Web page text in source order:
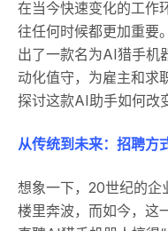
在当今快速变化的工作
往任何时候都更加重要
出了一款名为AI猎手机
动化值守，为雇主和求
探讨这款AI助手如何改
从传统到未来：招聘方
想象一下，20世纪的企
楼里奔波，而如今，这